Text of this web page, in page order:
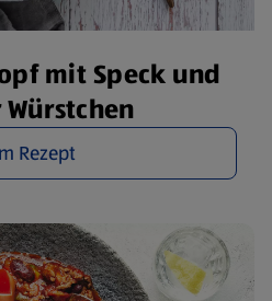
mit Speck und
Würstchen
Rezept